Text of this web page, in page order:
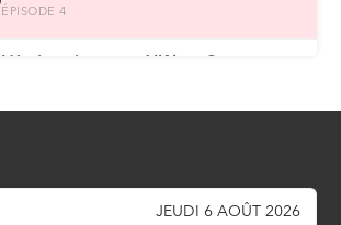
ÉPISODE 4
JEUDI 6 AOÛT 2026